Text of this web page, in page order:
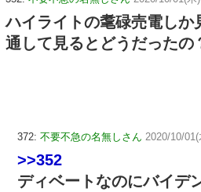
ハイライトの耄碌売電しか
通して見るとどうだったの
372: 不要不急の名無しさん 2020/10/
>>352
ディベートなのにバイデ